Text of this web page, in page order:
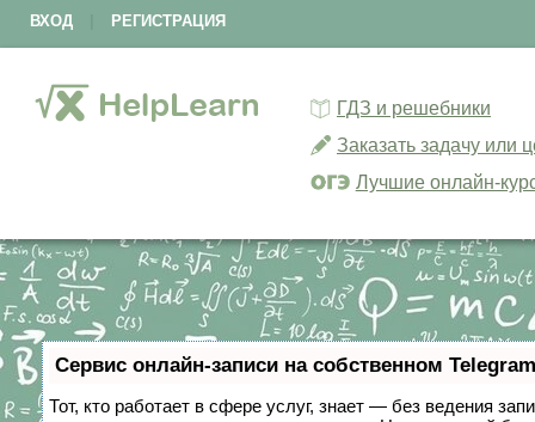
ВХОД РЕГИСТРАЦИЯ
ГДЗ и решебники
Заказать задачу или
Лучшие онлайн-
Сервис онлайн-записи на собственном
Тот, кто работает в сфере услуг, знает — без ведения